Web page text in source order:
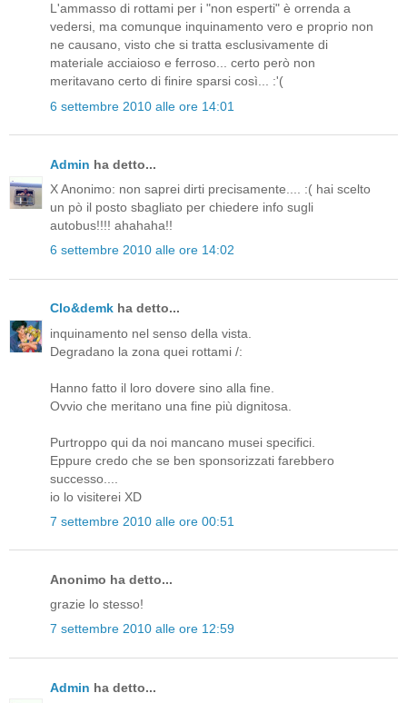
L'ammasso di rottami per i "non esperti" è orrenda a
vedersi, ma comunque inquinamento vero e proprio non
ne causano, visto che si tratta esclusivamente di
materiale acciaioso e ferroso... certo però non
meritavano certo di finire sparsi così... :'(
6 settembre 2010 alle ore 14:01
Admin ha detto...
X Anonimo: non saprei dirti precisamente.... :( hai scelto
un pò il posto sbagliato per chiedere info sugli
autobus!!!! ahahaha!!
6 settembre 2010 alle ore 14:02
Clo&demk ha detto...
inquinamento nel senso della vista.
Degradano la zona quei rottami /:
Hanno fatto il loro dovere sino alla fine.
Ovvio che meritano una fine più dignitosa.
Purtroppo qui da noi mancano musei specifici.
Eppure credo che se ben sponsorizzati farebbero
successo....
io lo visiterei XD
7 settembre 2010 alle ore 00:51
Anonimo ha detto...
grazie lo stesso!
7 settembre 2010 alle ore 12:59
Admin ha detto...